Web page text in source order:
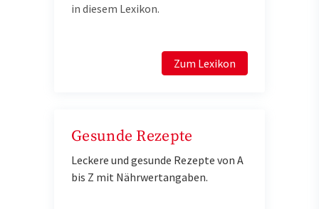
in diesem Lexikon.
Zum Lexikon
Gesunde Rezepte
Leckere und gesunde Rezepte von A
bis Z mit Nährwertangaben.